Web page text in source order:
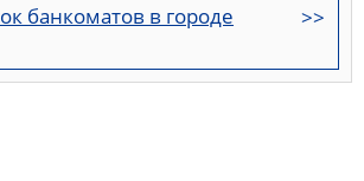
банкоматов в городе